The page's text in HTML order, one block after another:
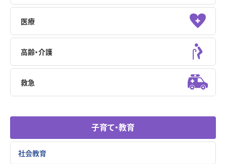
医療
高齢・介護
救急
子育て・教育
社会教育